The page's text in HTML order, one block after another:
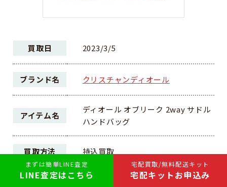
宅配買取/無料配送キット
宅配キットお申込み
まずは簡単LINE査定
LINE査定はこちら
買取日 2023/3/5
ブランド名 クリスチャンディオール
アイテム名
ディオール オブリーク 2way サドル
ハンドバッグ
買取方法 持込買取